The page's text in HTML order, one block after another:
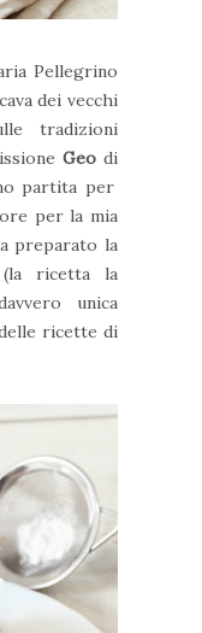
Pellegrino
dei vecchi
tradizioni
Geo di
partita per
per la mia
preparato la
ricetta la
unica
ricette di